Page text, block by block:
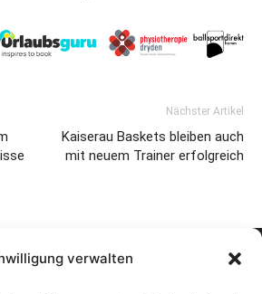
verwalten
Nächster Artikel
Kaiserau Baskets bleiben auch
mit neuem Trainer erfolgreich